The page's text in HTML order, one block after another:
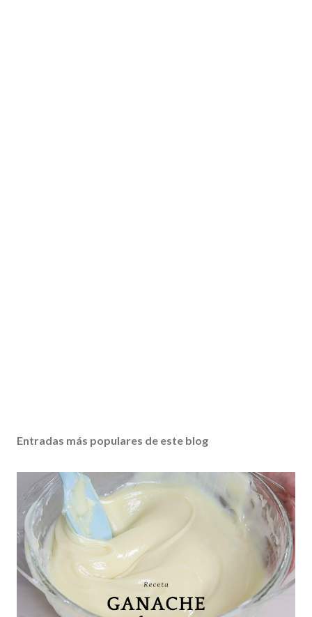
Entradas más populares de este blog